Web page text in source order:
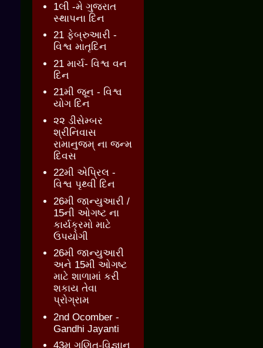
1લી -મે ગુજરાત
સ્થાપના દિન
21 ફેબ્રુઆરી -
વિશ્વ માતૃદિન
21 માર્ચ- વિશ્વ વન
દિન
21મી જૂન - વિશ્વ
યોગ દિન
૨૨ ડીસેમ્બર
શ્રીનિવાસ
રામાનુજમ્ ના જન્મ
દિવસ
22મી એપ્રિલ -
વિશ્વ પૃથ્વી દિન
26મી જાન્યુઆરી /
15ની ઓગષ્ટ ના
કાર્યક્રમો માટે
ઉપયોગી
26મી જાન્યુઆરી
અને 15મી ઓગષ્ટ
માટે શાળામાં કરી
શકાય તેવા
પ્રોગ્રામ
2nd Ocomber -
Gandhi Jayanti
43મુ ગણિત-વિજ્ઞાન